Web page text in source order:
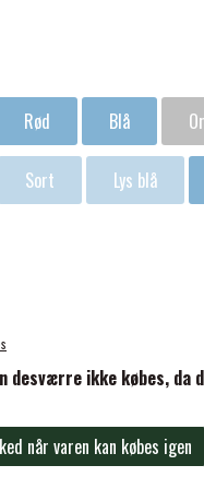
Rød Blå
Sort Lys blå
desværre ikke købes, da
når varen kan købes igen